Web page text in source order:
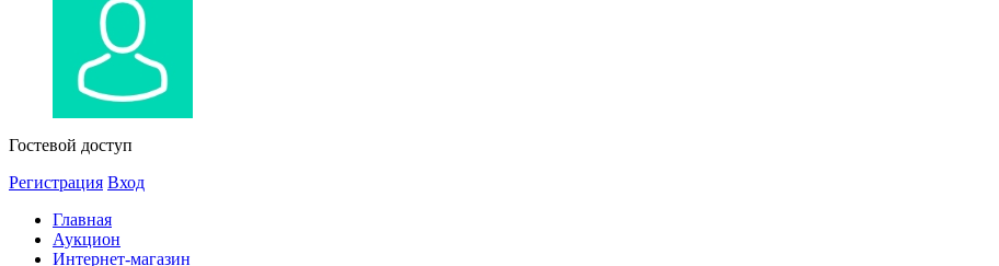
Гостевой доступ
Регистрация Вход
Главная
Аукцион
Интернет-магазин